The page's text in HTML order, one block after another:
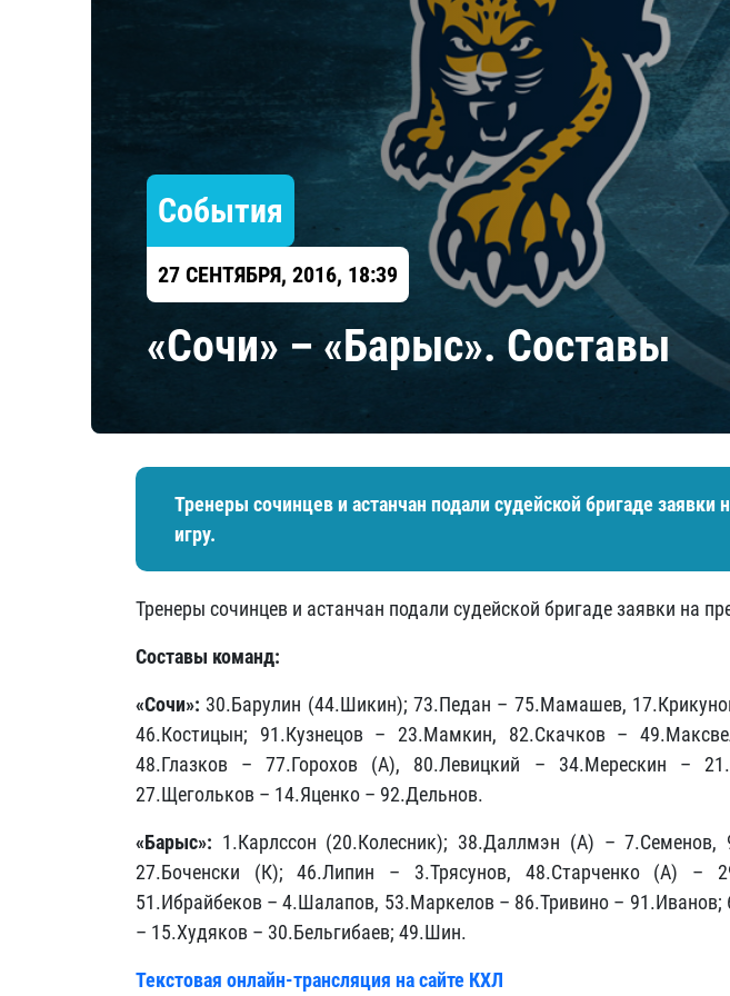
Шанхайские Драконы
Барыс
Салават Юлаев
Сибирь
События
27 СЕНТЯБРЯ, 2016, 18:39
«Сочи» – «Барыс». Составы
Тренеры сочинцев и астанчан подали судейской бригаде заявки
игру.
Тренеры сочинцев и астанчан подали судейской бригаде заявки на
Составы команд:
«Сочи»: 30.Барулин (44.Шикин); 73.Педан – 75.Мамашев,
46.Костицын; 91.Кузнецов – 23.Мамкин, 82.Скачков –
48.Глазков – 77.Горохов (А), 80.Левицкий – 34.Мерескин –
27.Щегольков – 14.Яценко – 92.Дельнов.
«Барыс»: 1.Карлссон (20.Колесник); 38.Даллмэн (А) –
27.Боченски (К); 46.Липин – 3.Трясунов, 48.Старченко (А) –
51.Ибрайбеков – 4.Шалапов, 53.Маркелов – 86.Тривино –
– 15.Худяков – 30.Бельгибаев; 49.Шин.
Текстовая онлайн-трансляция на сайте КХЛ